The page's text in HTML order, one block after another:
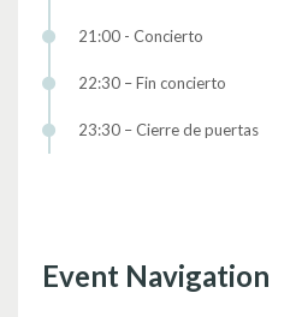
21:00 - Concierto
22:30 – Fin concierto
23:30 – Cierre de puertas
Event Navigation